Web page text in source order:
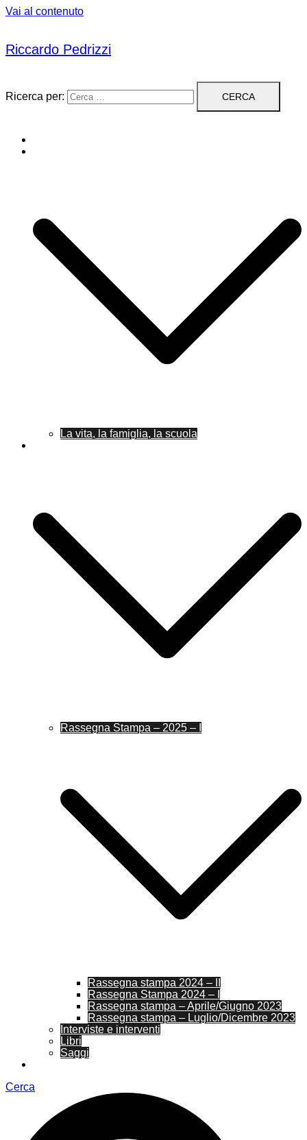
Vai al contenuto
Riccardo Pedrizzi
Ricerca per:
La vita, la famiglia, la scuola
Rassegna Stampa – 2025 – I
Rassegna stampa 2024 – II
Rassegna Stampa 2024 – I
Rassegna stampa – Aprile/Giugno 2023
Rassegna stampa – Luglio/Dicembre 2023
Interviste e interventi
Libri
Saggi
Cerca